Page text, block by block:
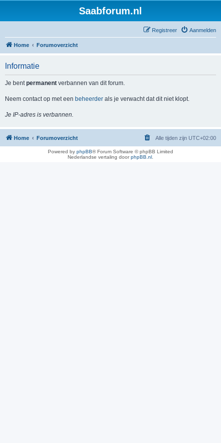
Saabforum.nl
Aanmelden
Registreer
Home Forumoverzicht
Informatie
Je bentpermanent verbannen van dit forum.
Neem contact op met een beheerder als je verwacht dat dit niet klopt.
Je IP-adres is verbannen.
Home Forumoverzicht Alle tijden zijn UTC+02:00
Powered by phpBB® Forum Software © phpBB Limited
Nederlandse vertaling doorphpBB.nl